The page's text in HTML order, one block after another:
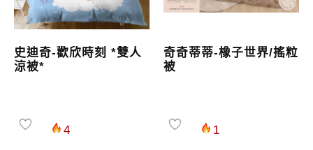
史迪奇-歡欣時刻 *雙人
涼被*
4
奇奇蒂蒂-橡子世界/搖粒
被
1